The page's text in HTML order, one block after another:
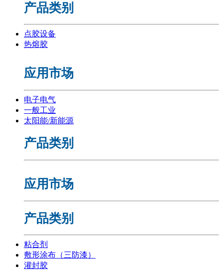
产品类别
点胶设备
热熔胶
应用市场
电子电气
一般工业
太阳能/新能源
产品类别
应用市场
产品类别
粘合剂
敷形涂布（三防漆）
灌封胶